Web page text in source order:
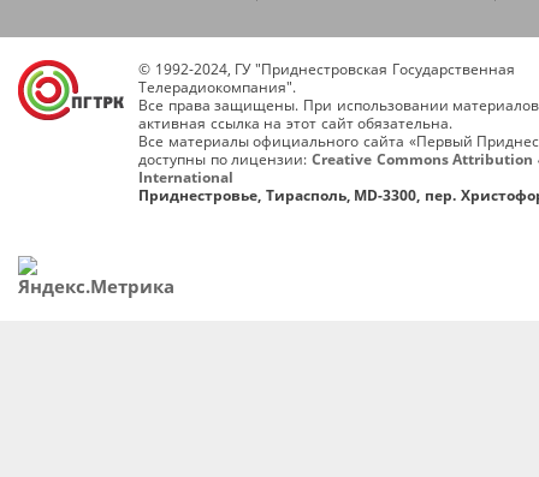
© 1992-2024, ГУ "Приднестровская Государственная
Телерадиокомпания".
Все права защищены. При использовании
активная ссылка на этот сайт обязательна.
Все материалы официального сайта «Первый
доступны по лицензии: Creative Commons Attribution
International
Приднестровье, Тирасполь, MD-3300, пер.